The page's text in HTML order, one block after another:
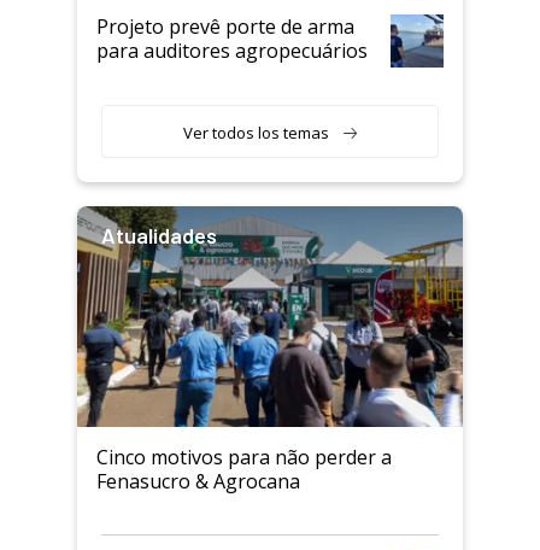
Projeto prevê porte de arma
para auditores agropecuários
Ver todos los temas
Atualidades
Cinco motivos para não perder a
Fenasucro & Agrocana